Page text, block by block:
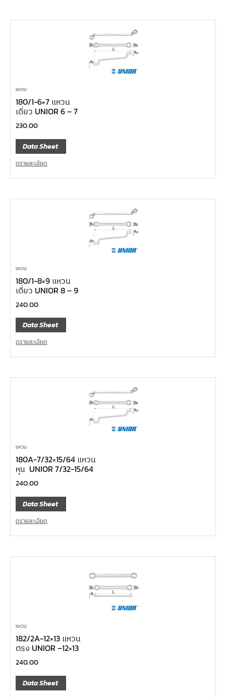
แหวน
180/1-6×7 แหวน
เดี่ยว UNIOR 6 – 7
230.00
Data Sheet
ดูรายละเอียด
แหวน
180/1-8×9 แหวน
เดี่ยว UNIOR 8 – 9
240.00
Data Sheet
ดูรายละเอียด
แหวน
180A-7/32×15/64 แหวน
หุน UNIOR 7/32-15/64
240.00
Data Sheet
ดูรายละเอียด
แหวน
182/2A-12×13 แหวน
ตรง UNIOR –12×13
240.00
Data Sheet